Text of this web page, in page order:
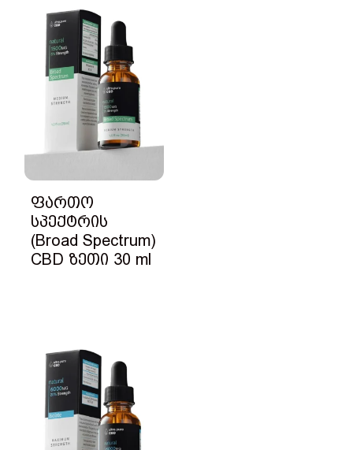
ფართო
სპექტრის
(Broad Spectrum)
CBD ზეთი 30 ml